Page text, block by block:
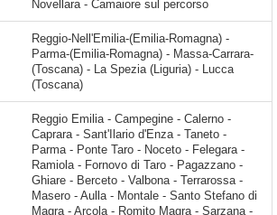
Novellara - Camaiore sul percorso
Reggio-Nell'Emilia-(Emilia-Romagna) -
Parma-(Emilia-Romagna) - Massa-Carrara-
(Toscana) - La Spezia (Liguria) - Lucca
(Toscana)
Reggio Emilia - Campegine - Calerno -
Caprara - Sant'Ilario d'Enza - Taneto -
Parma - Ponte Taro - Noceto - Felegara -
Ramiola - Fornovo di Taro - Pagazzano -
Ghiare - Berceto - Valbona - Terrarossa -
Masero - Aulla - Montale - Santo Stefano di
Magra - Arcola - Romito Magra - Sarzana -